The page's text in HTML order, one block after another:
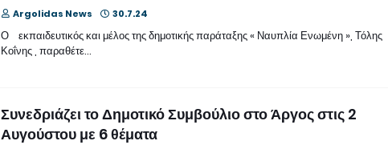
Argolidas News 30.7.24
Ο εκπαιδευτικός και μέλος της δημοτικής παράταξης « Ναυπλία Ενωμένη », Τόλης
Κοΐνης , παραθέτε…
Συνεδριάζει το Δημοτικό Συμβούλιο στο Άργος στις 2
Αυγούστου με 6 θέματα